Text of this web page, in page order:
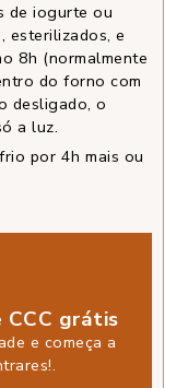
de iogurte ou
esterilizados, e
8h (normalmente
do forno com
desligado, o
a luz.
por 4h mais ou
grátis
e começa a
.